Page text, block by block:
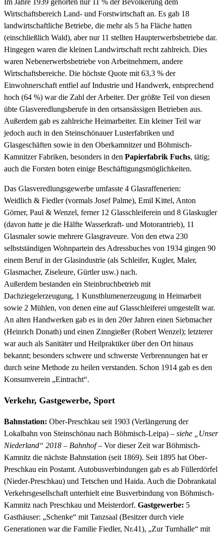
Im Jahre 1939 gehörten nur 11 % der Bevölkerung dem
Wirtschaftsbereich Land- und Forstwirtschaft an. Es gab 18
landwirtschaftliche Betriebe, die mehr als 5 ha Fläche hatten
(einschließlich Wald), aber nur 11 stellten Haupterwerbsbetriebe dar.
Hingegen waren die kleinen Landwirtschaft recht zahlreich. Dies
waren Nebenerwerbsbetriebe von Arbeitnehmern, andere
Wirtschaftsbereiche. Die höchste Quote mit 63,3 % der
Einwohnerschaft entfiel auf Industrie und Handwerk, entsprechend
hoch (64 %) war die Zahl der Arbeiter. Der größte Teil von diesen
übte Glasveredlungsberufe in den ortsansässigen Betrieben aus.
Außerdem gab es zahlreiche Heimarbeiter. Ein kleiner Teil war
jedoch auch in den Steinschönauer Lusterfabriken und
Glasgeschäften sowie in den Oberkamnitzer und Böhmisch-
Kamnitzer Fabriken, besonders in den Papierfabrik Fuchs, tätig;
auch die Forsten boten einige Beschäftigungsmöglichkeiten.
Das Glasveredlungsgewerbe umfasste 4 Glasraffenerien:
Weidlich & Fiedler (vormals Josef Palme), Emil Kittel, Anton
Görner, Paul & Wenzel, ferner 12 Glasschleiferein und 8 Glaskugler
(davon hatte je die Hälfte Wasserkraft- und Motorantrieb), 11
Glasmaler sowie mehrere Glasgraveure. Von den etwa 230
selbstständigen Wohnpartein des Adressbuches von 1934 gingen 90
einem Beruf in der Glasindustrie (als Schleifer, Kugler, Maler,
Glasmacher, Ziseleure, Gürtler usw.) nach.
Außerdem bestanden ein Steinbruchbetrieb mit
Dachziegelerzeugung, 1 Kunstblumenerzeugung in Heimarbeit
sowie 2 Mühlen, von denen eine auf Glasschleiferei umgestellt war.
An alten Handwerken gab es in den 20er Jahren einen Siebmacher
(Heinrich Donath) und einen Zinngießer (Robert Wenzel); letzterer
war auch als Sanitäter und Heilpraktiker über den Ort hinaus
bekannt; besonders schwere und schwerste Verbrennungen hat er
durch seine Methode zu heilen verstanden. Schon 1914 gab es den
Konsumverein „Eintracht“.
Verkehr, Gastgewerbe, Sport
Bahnstation: Ober-Preschkau seit 1903 (Verlängerung der
Lokalbahn von Steinschönau nach Böhmisch-Leipa) – siehe „Unser
Niederland“ 2018 – Bahnhof– Vor dieser Zeit war Böhmisch-
Kamnitz die nächste Bahnstation (seit 1869). Seit 1895 hat Ober-
Preschkau ein Postamt. Autobusverbindungen gab es ab Füllerdörfel
(Nieder-Preschkau) und Tetschen und Haida. Auch die Dobrankatal
Verkehrsgesellschaft unterhielt eine Busverbindung von Böhmisch-
Kamnitz nach Preschkau und Meisterdorf. Gastgewerbe: 5
Gasthäuser: „Schenke“ mit Tanzsaal (Besitzer durch viele
Generationen war die Familie Fiedler, Nr.41), „Zur Turnhalle“ mit